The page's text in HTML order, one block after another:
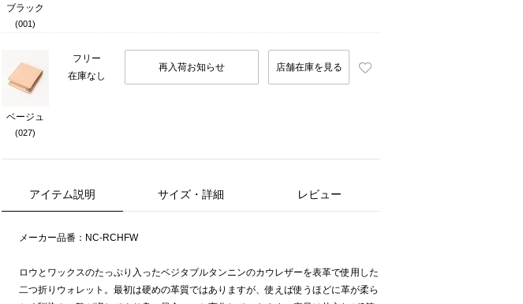
ブラック
(001)
ベージュ
(027)
フリー
在庫なし
再入荷お知らせ 店舗在庫を見る
アイテム説明 サイズ・詳細 レビュー
メーカー品番：NC-RCHFW
ロウとワックスのたっぷり入ったベジタブルタンニンのカウレザーを表革で使用した
二つ折りウォレット。最初は硬めの革質ではありますが、使えば使うほどに革が柔ら